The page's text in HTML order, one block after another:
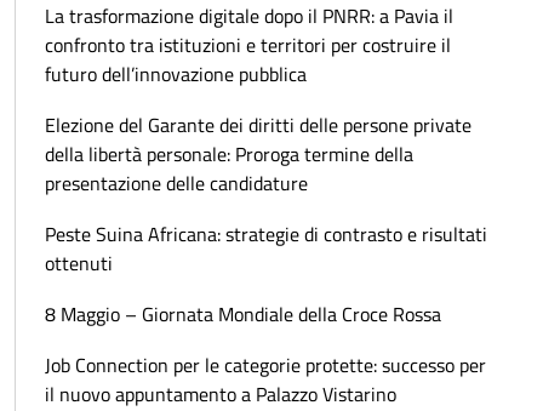
La trasformazione digitale dopo il PNRR: a Pavia il
confronto tra istituzioni e territori per costruire il
futuro dell’innovazione pubblica
Elezione del Garante dei diritti delle persone private
della libertà personale: Proroga termine della
presentazione delle candidature
Peste Suina Africana: strategie di contrasto e risultati
ottenuti
8 Maggio – Giornata Mondiale della Croce Rossa
Job Connection per le categorie protette: successo per
il nuovo appuntamento a Palazzo Vistarino